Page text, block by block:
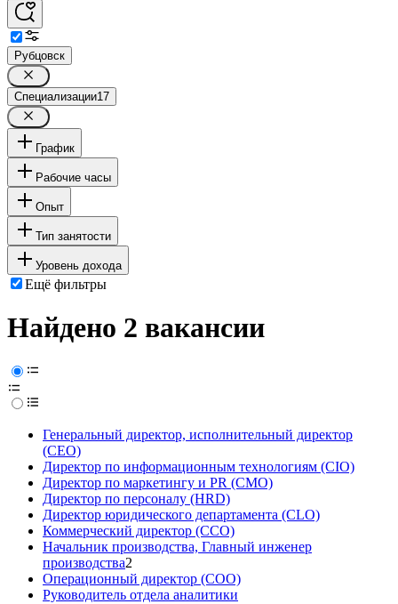
Рубцовск
Специализации17
График
Рабочие часы
Опыт
Тип занятости
Уровень дохода
Ещё фильтры
Найдено 2 вакансии
Генеральный директор, исполнительный директор
(CEO)
Директор по информационным технологиям (CIO)
Директор по маркетингу и PR (CMO)
Директор по персоналу (HRD)
Директор юридического департамента (CLO)
Коммерческий директор (CCO)
Начальник производства, Главный инженер
производства2
Операционный директор (COO)
Руководитель отдела аналитики